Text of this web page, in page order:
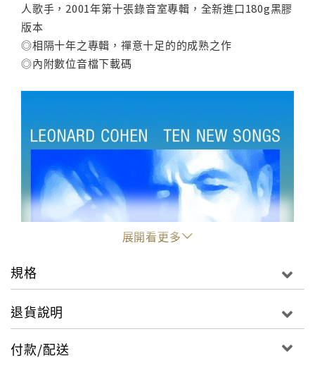
人歌手，2001年第十張錄音室專輯，全新進口180g黑膠
版本
◎相隔十年之專輯，禪意十足的的成熟之作
◎內附數位音檔下載碼
展開看更多
規格
退貨說明
付款/配送